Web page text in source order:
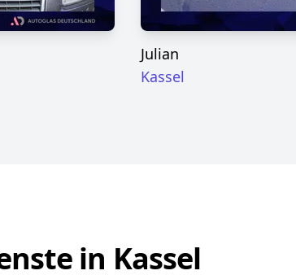
Julian
Kassel
in Kassel